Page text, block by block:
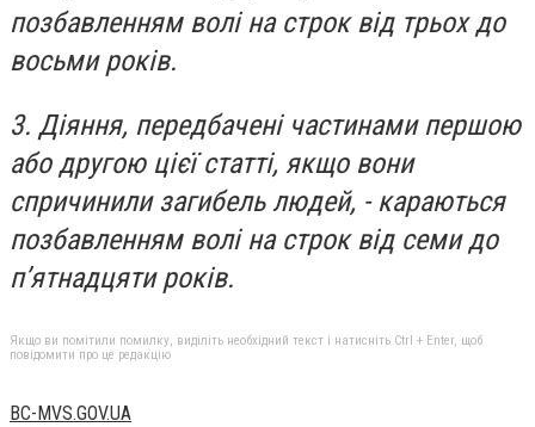
позбавленням волі на строк від трьох до
восьми років.
3. Діяння, передбачені частинами першою
або другою цієї статті, якщо вони
спричинили загибель людей, - караються
позбавленням волі на строк від семи до
п’ятнадцяти років.
Якщо ви помітили помилку, виділіть необхідний текст і натисніть Ctrl + Enter, щоб
повідомити про це редакцію
BC-MVS.GOV.UA